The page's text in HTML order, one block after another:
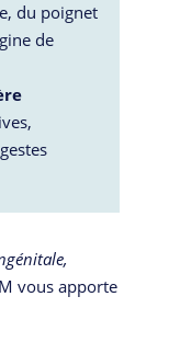
du poignet
de
vous apporte